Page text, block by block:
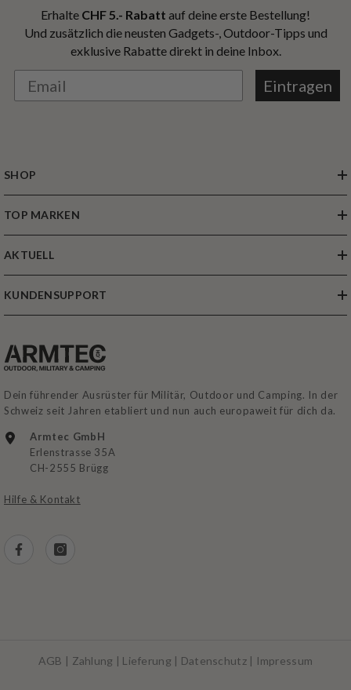
Erhalte CHF 5.- Rabatt auf deine erste Bestellung!
Und zusätzlich die neusten Gadgets-, Outdoor-Tipps und
exklusive Rabatte direkt in deine Inbox.
Eintragen
SHOP
TOP MARKEN
AKTUELL
KUNDENSUPPORT
Dein führender Ausrüster für Militär, Outdoor und Camping. In der
Schweiz seit Jahren etabliert und nun auch europaweit für dich da.
Armtec GmbH
Erlenstrasse 35A
CH-2555 Brügg
Hilfe & Kontakt
AGB | Zahlung | Lieferung | Datenschutz| Impressum